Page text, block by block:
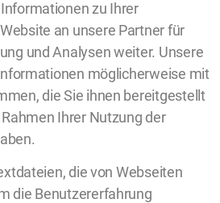
zu Ihrer
an unsere Partner für
und Analysen weiter. Unsere
möglicherweise mit
die Sie ihnen bereitgestellt
Ihrer Nutzung der
die von Webseiten
die Benutzererfahrung